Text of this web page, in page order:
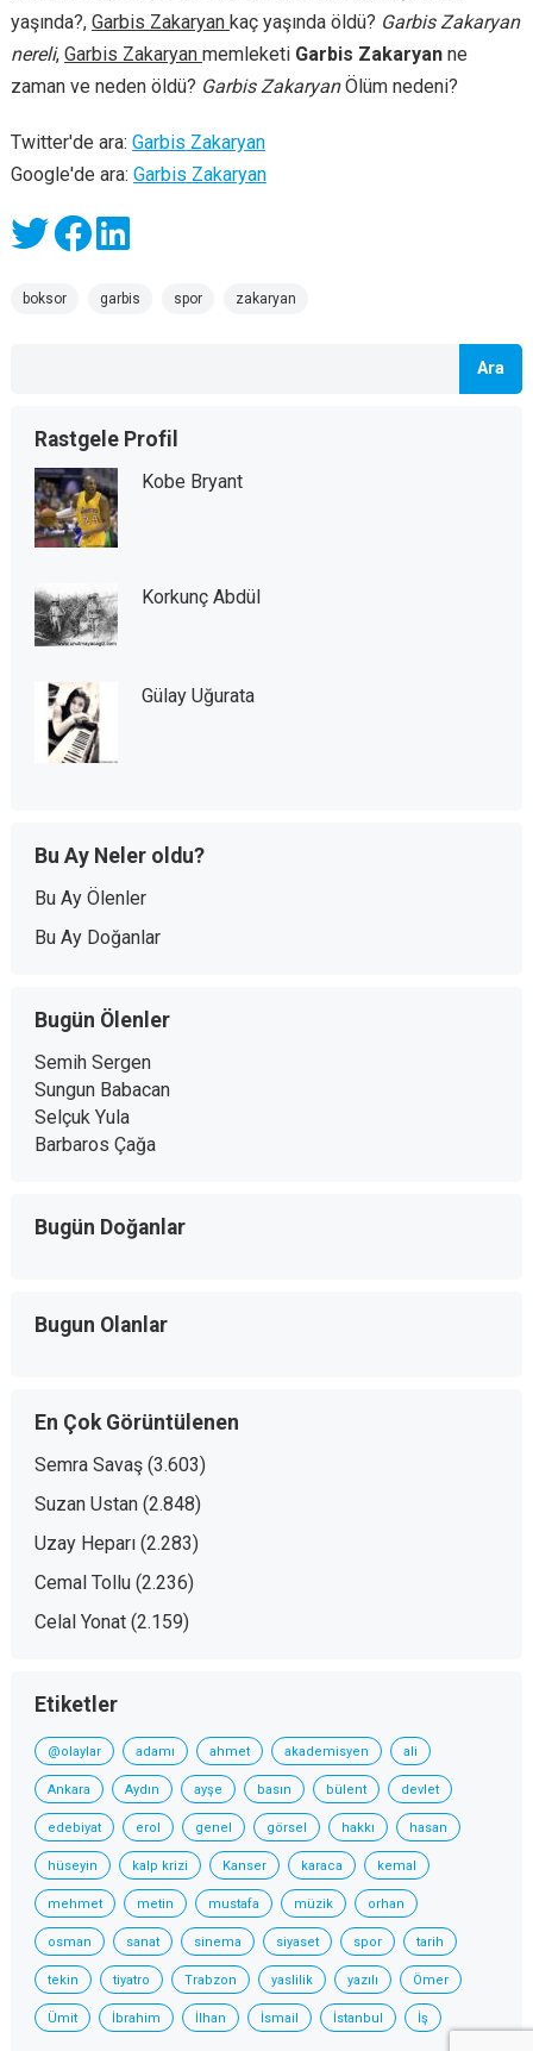
yaşında?, Garbis Zakaryan kaç yaşında öldü? Garbis Zakaryan
nereli, Garbis Zakaryan memleketi Garbis Zakaryanne
zaman ve neden öldü? Garbis ZakaryanÖlüm nedeni?
Twitter'de ara: Garbis Zakaryan
Google'de ara: Garbis Zakaryan
boksor garbis spor zakaryan
Ara
Rastgele Profil
Kobe Bryant
Korkunç Abdül
Gülay Uğurata
Bu Ay Neler oldu?
Bu Ay Ölenler
Bu Ay Doğanlar
Bugün Ölenler
Semih Sergen
Sungun Babacan
Selçuk Yula
Barbaros Çağa
Bugün Doğanlar
Bugun Olanlar
En Çok Görüntülenen
Semra Savaş (3.603)
Suzan Ustan (2.848)
Uzay Heparı (2.283)
Cemal Tollu (2.236)
Celal Yonat (2.159)
Etiketler
@olaylar adamı ahmet akademisyen ali
Ankara Aydın ayşe basın bülent devlet
edebiyat erol genel görsel hakkı hasan
hüseyin kalp krizi Kanser karaca kemal
mehmet metin mustafa müzik orhan
osman sanat sinema siyaset spor tarih
tekin tiyatro Trabzon yaslilik yazılı Ömer
Ümit İbrahim İlhan İsmail İstanbul İş